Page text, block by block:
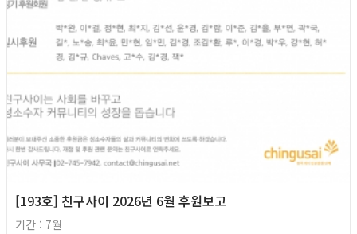
[193호] 친구사이 2026년 6월 후원보고
기간 : 7월